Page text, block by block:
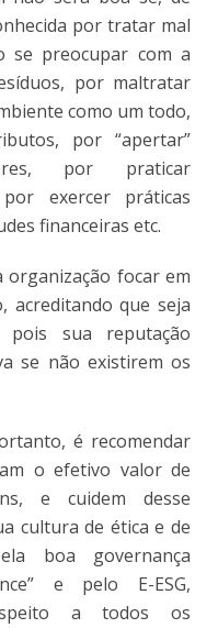
por tratar mal
se preocupar com a
por maltratar
como um todo,
por “apertar”
por praticar
exercer práticas
financeiras etc.
organização focar em
acreditando que seja
pois sua reputação
se não existirem os
é recomendar
o efetivo valor de
e cuidem desse
cultura de ética e de
boa governança
e pelo E-ESG,
a todos os